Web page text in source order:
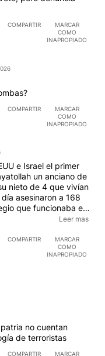
COMPARTIR
MARCAR
COMO
INAPROPIADO
COMPARTIR
MARCAR
COMO
INAPROPIADO
e Israel el primer
un anciano de
4 que vivían
asesinaron a 168
que funcionaba en
década, tiraron un
un segundo misil
que solo pudieron
ese primer día
mujeres miembros
que el gobierno ha
es imposible en mi
Argentina apoye
Leer mas
COMPARTIR
MARCAR
COMO
INAPROPIADO
no cuentan
de terroristas
COMPARTIR
MARCAR